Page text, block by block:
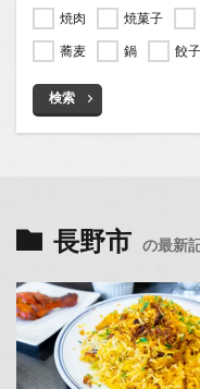
焼肉
焼菓子
蕎麦
鍋 餃子
検索
長野市 の最新